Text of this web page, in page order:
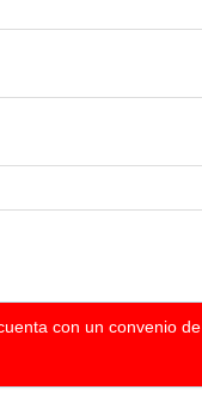
con un convenio de